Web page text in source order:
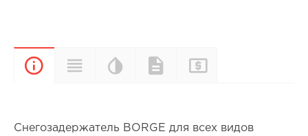
ОписаниеХарактеристики
Цветовая
палитра
Документы
Снегозадержатель BORGE для всех видов